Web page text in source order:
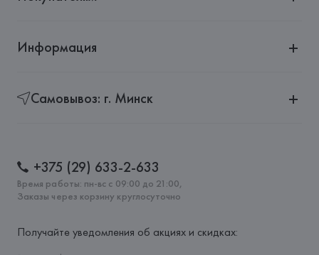
Информация
Самовывоз: г. Минск
+375 (29) 633-2-633
Время работы: пн-вс с 09:00 до 21:00,
Заказы через корзину круглосуточно
Получайте уведомления об акциях и скидках: